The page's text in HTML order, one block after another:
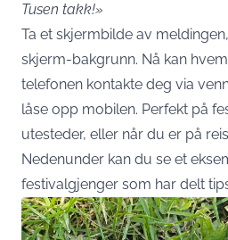
Tusen takk!»
Ta et skjermbilde av
skjerm-bakgrunn. Nå kan
telefonen kontakte deg via
låse opp mobilen. Perfekt på
utesteder, eller når du er på
Nedenunder kan du se et
festivalgjenger som har delt